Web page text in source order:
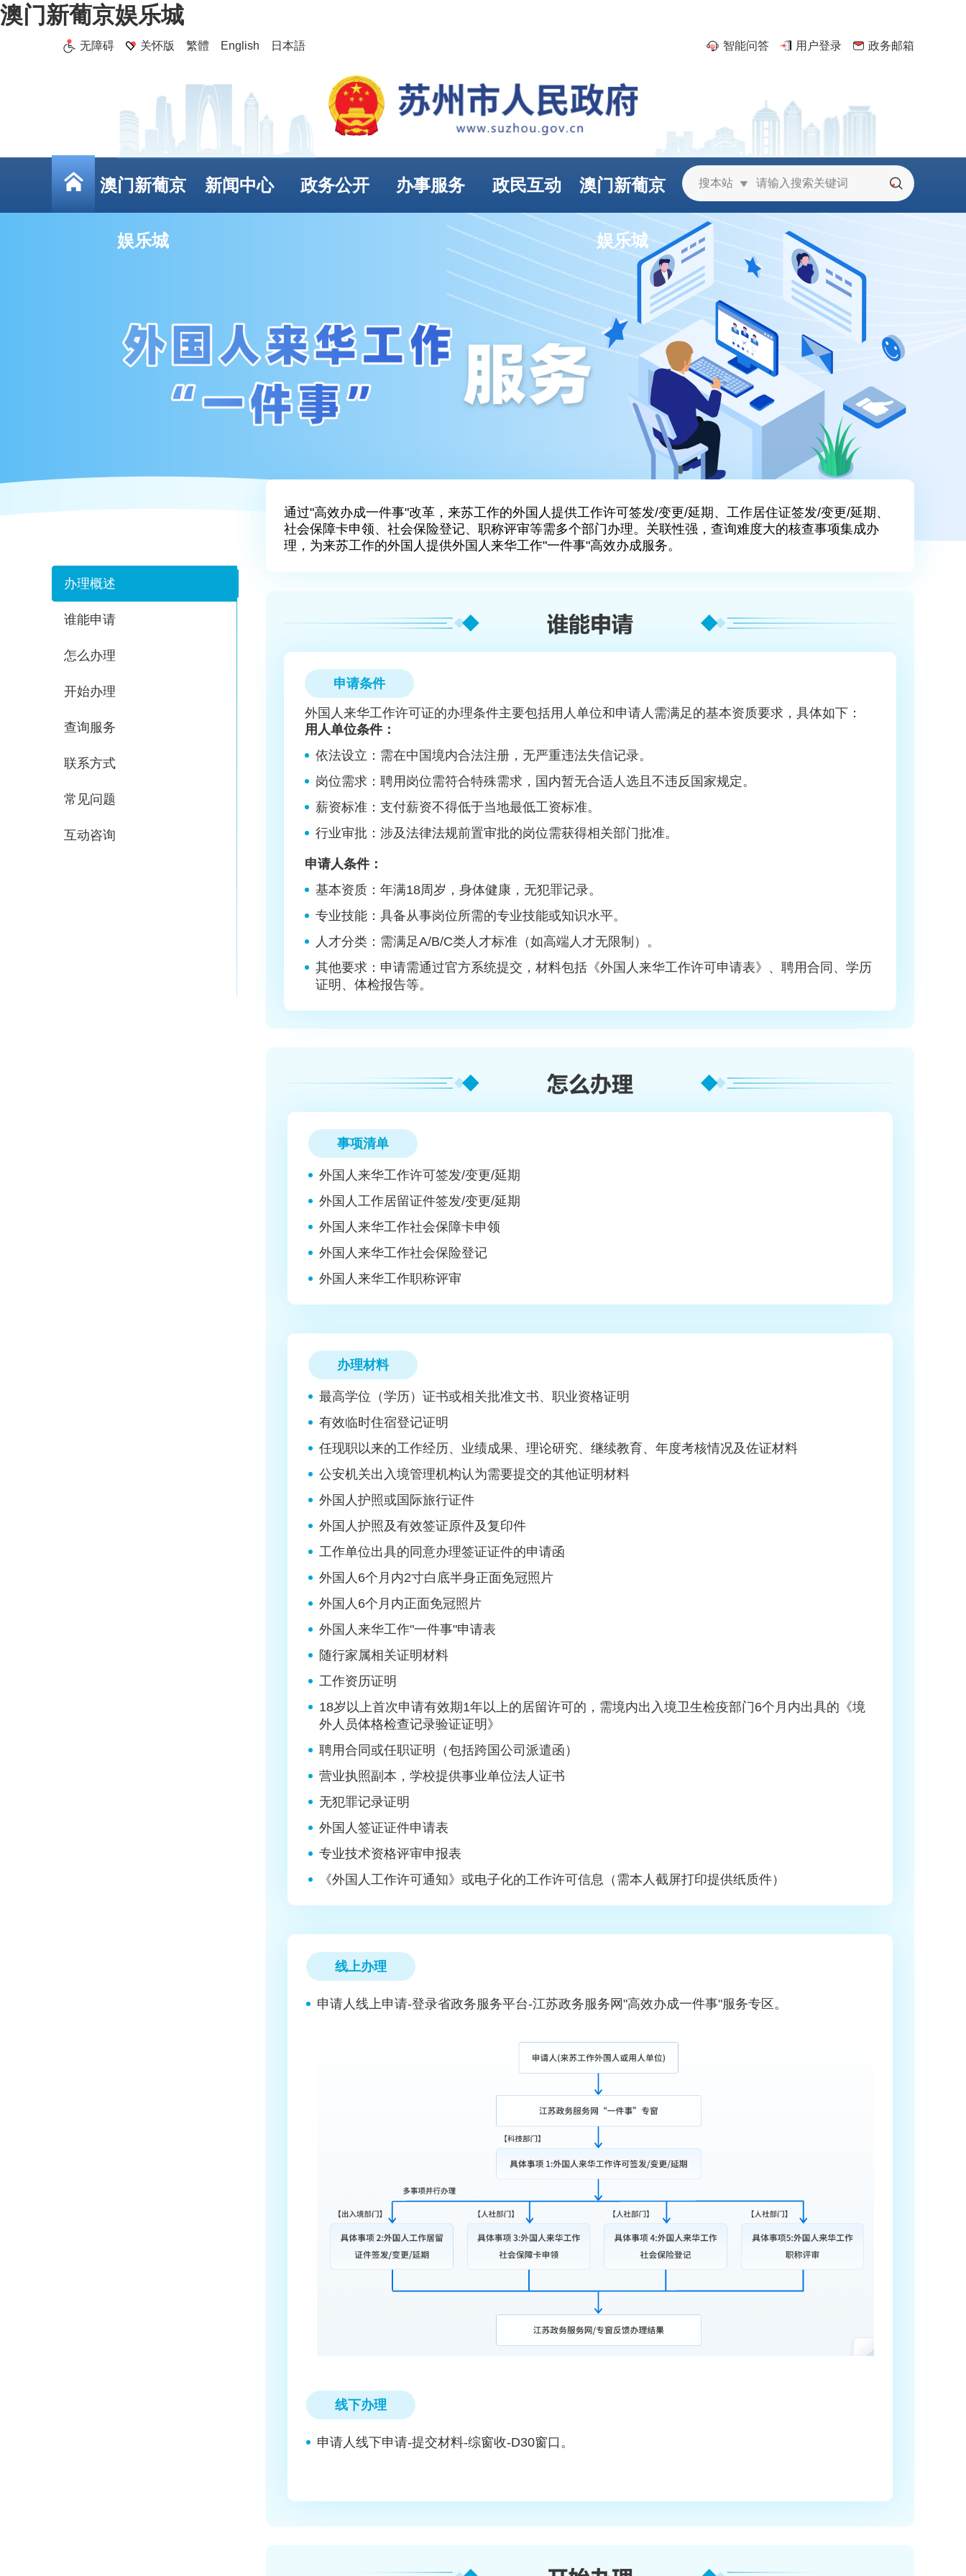
澳门新葡京娱乐城
无障碍 关怀版 繁體 English 日本語 智能问答 用户登录 政务邮箱
搜本站
澳门新葡京
娱乐城
新闻中心 政务公开 办事服务 政民互动 澳门新葡京
娱乐城
办理概述
谁能申请
怎么办理
开始办理
查询服务
联系方式
常见问题
互动咨询
通过"高效办成一件事"改革，来苏工作的外国人提供工作许可签发/变更/延期、工作居住证签发/变更/延期、
社会保障卡申领、社会保险登记、职称评审等需多个部门办理。关联性强，查询难度大的核查事项集成办
理，为来苏工作的外国人提供外国人来华工作"一件事"高效办成服务。
申请条件
外国人来华工作许可证的办理条件主要包括用人单位和申请人需满足的基本资质要求，具体如下：
用人单位条件：
‌依法设立‌：需在中国境内合法注册，无严重违法失信记录。
‌岗位需求‌：聘用岗位需符合特殊需求，国内暂无合适人选且不违反国家规定。
薪资标准‌：支付薪资不得低于当地最低工资标准。
‌行业审批‌：涉及法律法规前置审批的岗位需获得相关部门批准。
申请人条件：
基本资质‌：年满18周岁，身体健康，无犯罪记录。
‌专业技能‌：具备从事岗位所需的专业技能或知识水平。
‌人才分类‌：需满足A/B/C类人才标准（如高端人才无限制）。
其他要求‌：申请需通过官方系统提交，材料包括《外国人来华工作许可申请表》、聘用合同、学历
证明、体检报告等。
事项清单
外国人来华工作许可签发/变更/延期
外国人工作居留证件签发/变更/延期
外国人来华工作社会保障卡申领
外国人来华工作社会保险登记
外国人来华工作职称评审
办理材料
最高学位（学历）证书或相关批准文书、职业资格证明
有效临时住宿登记证明
任现职以来的工作经历、业绩成果、理论研究、继续教育、年度考核情况及佐证材料
公安机关出入境管理机构认为需要提交的其他证明材料
外国人护照或国际旅行证件
外国人护照及有效签证原件及复印件
工作单位出具的同意办理签证证件的申请函
外国人6个月内2寸白底半身正面免冠照片
外国人6个月内正面免冠照片
外国人来华工作"一件事"申请表
随行家属相关证明材料
工作资历证明
18岁以上首次申请有效期1年以上的居留许可的，需境内出入境卫生检疫部门6个月内出具的《境
外人员体格检查记录验证证明》
聘用合同或任职证明（包括跨国公司派遣函）
营业执照副本，学校提供事业单位法人证书
无犯罪记录证明
外国人签证证件申请表
专业技术资格评审申报表
《外国人工作许可通知》或电子化的工作许可信息（需本人截屏打印提供纸质件）
线上办理
申请人线上申请-登录省政务服务平台-江苏政务服务网"高效办成一件事"服务专区。
线下办理
申请人线下申请-提交材料-综窗收-D30窗口。